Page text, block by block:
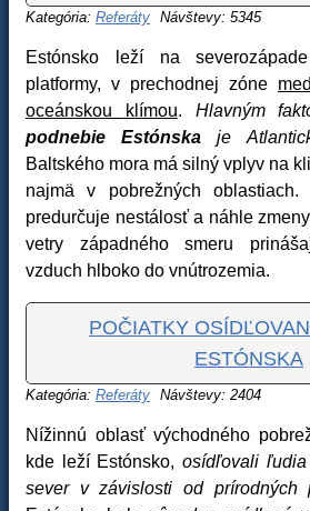
Kategória: Referáty Návštevy: 5345
Estónsko leží na severozápade
platformy, v prechodnej zóne
oceánskou klímou. Hlavným
podnebie Estónska je
Baltského mora má silný vplyv na
najmä v pobrežných oblastiach.
predurčuje nestálosť a náhle
vetry západného smeru
vzduch hlboko do vnútrozemia.
POČIATKY
ESTÓNSKA
Kategória: Referáty Návštevy: 2404
Nížinnú oblasť východného
kde leží Estónsko, osídľovali
sever v závislosti od prírodných